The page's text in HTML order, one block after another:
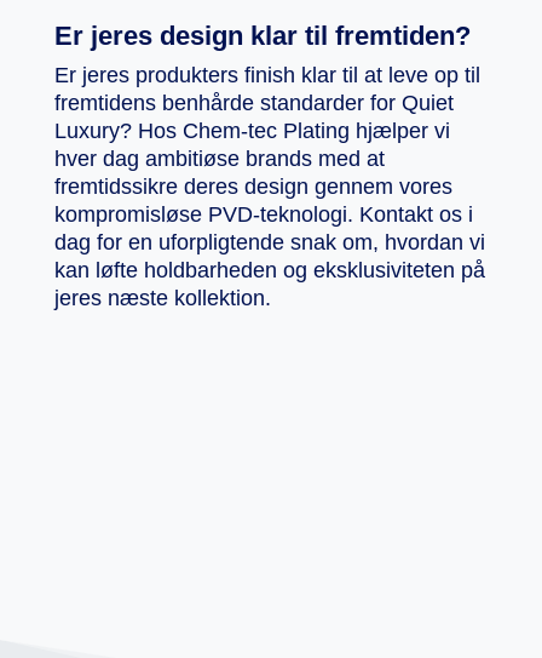
Er jeres design klar til fremtiden?
Er jeres produkters finish klar til at leve op til
fremtidens benhårde standarder for Quiet
Luxury? Hos Chem-tec Plating hjælper vi
hver dag ambitiøse brands med at
fremtidssikre deres design gennem vores
kompromisløse PVD-teknologi. Kontakt os i
dag for en uforpligtende snak om, hvordan vi
kan løfte holdbarheden og eksklusiviteten på
jeres næste kollektion.